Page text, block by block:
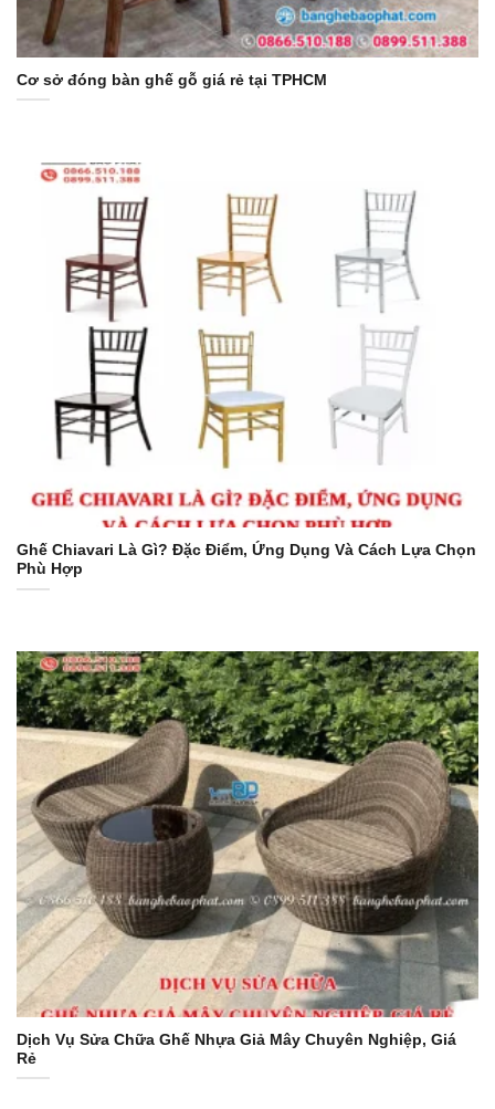
Cơ sở đóng bàn ghế gỗ giá rẻ tại TPHCM
Ghế Chiavari Là Gì? Đặc Điểm, Ứng Dụng Và Cách Lựa Chọn
Phù Hợp
Dịch Vụ Sửa Chữa Ghế Nhựa Giả Mây Chuyên Nghiệp, Giá
Rẻ